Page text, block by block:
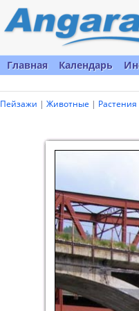
Главная Календарь
Пейзажи | Животные | Растения